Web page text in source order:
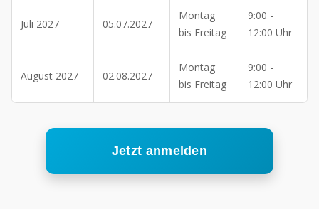
Juli 2027 05.07.2027
Montag
bis Freitag
9:00 -
12:00 Uhr
August 2027 02.08.2027
Montag
bis Freitag
9:00 -
12:00 Uhr
Jetzt anmelden